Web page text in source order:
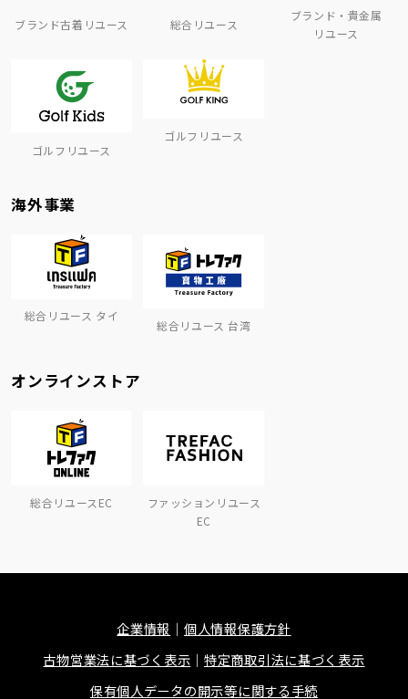
ブランド古着リユース 総合リユース
ブランド・貴金属
リユース
ゴルフリユース
ゴルフリユース
海外事業
総合リユース タイ
総合リユース 台湾
オンラインストア
総合リユースEC
ファッションリユース
EC
企業情報
個人情報保護方針
古物営業法に基づく表示
特定商取引法に基づく表示
保有個人データの開示等に関する手続